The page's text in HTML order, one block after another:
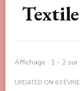
Textile
Affichage : 1 - 2 sur
UPDATED ON 6